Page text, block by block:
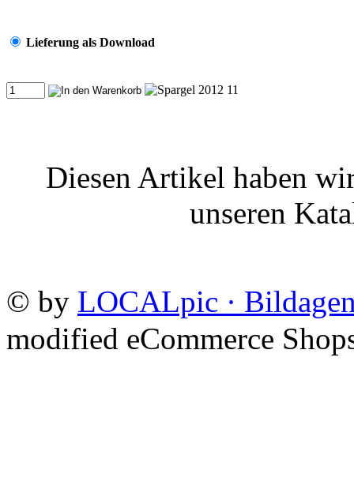
Lieferung als Download
Diesen Artikel haben
unseren
© by LOCALpic ·
modified eCommerce